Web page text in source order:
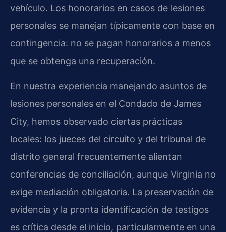
vehículo. Los honorarios en casos de lesiones
personales se manejan típicamente con base en
contingencia: no se pagan honorarios a menos
que se obtenga una recuperación.
En nuestra experiencia manejando asuntos de
lesiones personales en el Condado de James
City, hemos observado ciertas prácticas
locales: los jueces del circuito y del tribunal de
distrito general frecuentemente alientan
conferencias de conciliación, aunque Virginia no
exige mediación obligatoria. La preservación de
evidencia y la pronta identificación de testigos
es crítica desde el inicio, particularmente en una